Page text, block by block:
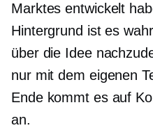
Marktes entwickelt
Hintergrund ist es
über die Idee
nur mit dem eigenen
Ende kommt es auf
an.